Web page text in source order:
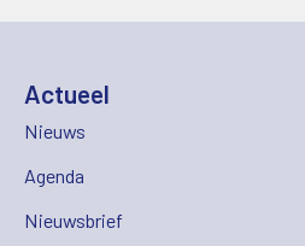
Actueel
Nieuws
Agenda
Nieuwsbrief